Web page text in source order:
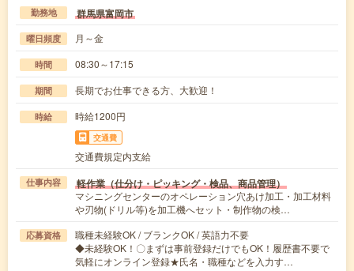
勤務地 群馬県富岡市
曜日頻度 月～金
時間 08:30～17:15
期間 長期でお仕事できる方、大歓迎！
時給 時給1200円
交通費
交通費規定内支給
仕事内容 軽作業（仕分け・ピッキング・検品、商品管理）
マシニングセンターのオペレーション穴あけ加工・加工材料
や刃物(ドリル等)を加工機へセット・制作物の検…
応募資格
職種未経験OK / ブランクOK / 英語力不要
◆未経験OK！〇まずは事前登録だけでもOK！履歴書不要で
気軽にオンライン登録★氏名・職種などを入力す…